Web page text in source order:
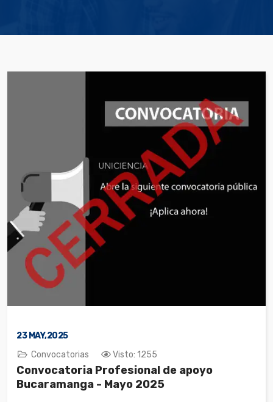
23MAY,2025
Convocatorias
Visto: 1255
Convocatoria Profesional de apoyo
Bucaramanga - Mayo 2025